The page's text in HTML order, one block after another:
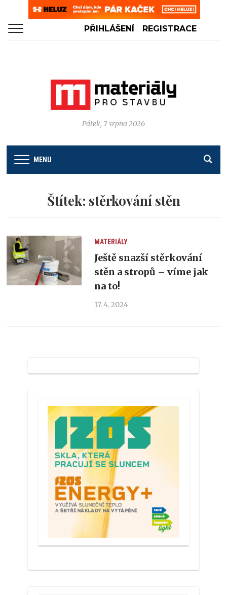
PŘIHLÁŠENÍ REGISTRACE
Pátek, 7 srpna 2026
MENU
Štítek: stěrkování stěn
MATERIÁLY
Ještě snazší stěrkování
stěn a stropů – víme jak
na to!
17. 4. 2024